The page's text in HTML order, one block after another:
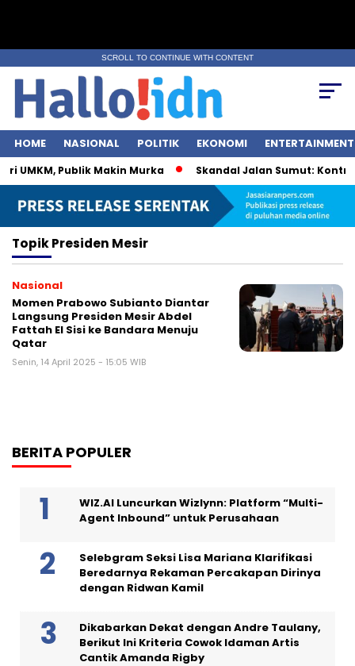
SCROLL TO CONTINUE WITH CONTENT
HOME NASIONAL POLITIK EKONOMI ENTERTAINMENT
UMKM, Publik Makin Murka Skandal Jalan Sumut:
TopikPresiden Mesir
Nasional
Momen Prabowo Subianto Diantar
Langsung Presiden Mesir Abdel
Fattah El Sisi ke Bandara Menuju
Qatar
Senin, 14 April 2025 - 15:05 WIB
BERITA POPULER
WIZ.AI Luncurkan Wizlynn: Platform “Multi-
Agent Inbound” untuk Perusahaan
Selebgram Seksi Lisa Mariana Klarifikasi
Beredarnya Rekaman Percakapan Dirinya
dengan Ridwan Kamil
Dikabarkan Dekat dengan Andre Taulany,
Berikut Ini Kriteria Cowok Idaman Artis
Cantik Amanda Rigby